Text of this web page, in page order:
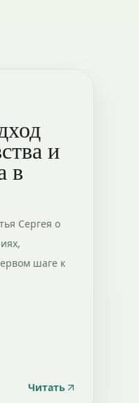
и
в
Сергея о
шаге к
Читать